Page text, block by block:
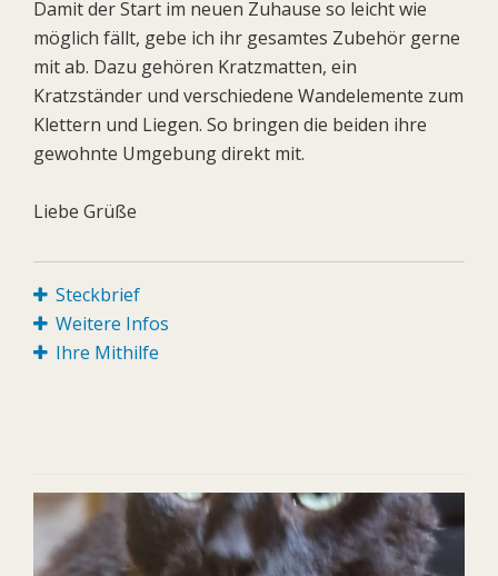
Damit der Start im neuen Zuhause so leicht wie
möglich fällt, gebe ich ihr gesamtes Zubehör gerne
mit ab. Dazu gehören Kratzmatten, ein
Kratzständer und verschiedene Wandelemente zum
Klettern und Liegen. So bringen die beiden ihre
gewohnte Umgebung direkt mit.
Liebe Grüße
Steckbrief
Weitere Infos
Ihre Mithilfe